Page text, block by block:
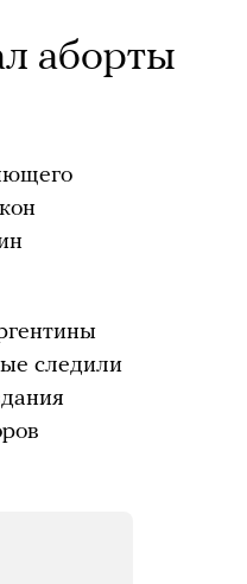
аборты
следили